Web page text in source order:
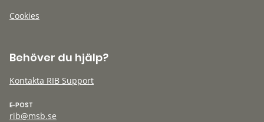
Cookies
Behöver du hjälp?
Kontakta RIB Support
E-POST
rib@msb.se